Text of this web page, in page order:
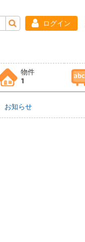
ログイン
物件
1
お知らせ